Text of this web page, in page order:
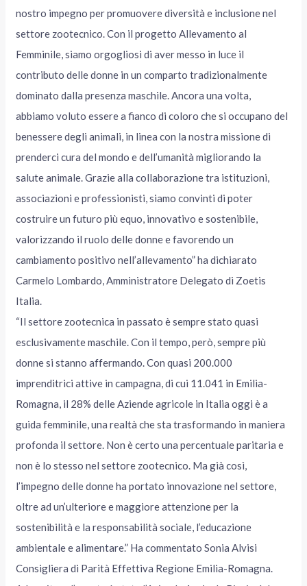
nostro impegno per promuovere diversità e inclusione nel
settore zootecnico. Con il progetto Allevamento al
Femminile, siamo orgogliosi di aver messo in luce il
contributo delle donne in un comparto tradizionalmente
dominato dalla presenza maschile. Ancora una volta,
abbiamo voluto essere a fianco di coloro che si occupano del
benessere degli animali, in linea con la nostra missione di
prenderci cura del mondo e dell’umanità migliorando la
salute animale. Grazie alla collaborazione tra istituzioni,
associazioni e professionisti, siamo convinti di poter
costruire un futuro più equo, innovativo e sostenibile,
valorizzando il ruolo delle donne e favorendo un
cambiamento positivo nell’allevamento” ha dichiarato
Carmelo Lombardo, Amministratore Delegato di Zoetis
Italia.
“Il settore zootecnica in passato è sempre stato quasi
esclusivamente maschile. Con il tempo, però, sempre più
donne si stanno affermando. Con quasi 200.000
imprenditrici attive in campagna, di cui 11.041 in Emilia-
Romagna, il 28% delle Aziende agricole in Italia oggi è a
guida femminile, una realtà che sta trasformando in maniera
profonda il settore. Non è certo una percentuale paritaria e
non è lo stesso nel settore zootecnico. Ma già così,
l’impegno delle donne ha portato innovazione nel settore,
oltre ad un’ulteriore e maggiore attenzione per la
sostenibilità e la responsabilità sociale, l’educazione
ambientale e alimentare.” Ha commentato Sonia Alvisi
Consigliera di Parità Effettiva Regione Emilia-Romagna.